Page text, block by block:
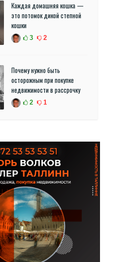
Каждая домашняя кошка —
это потомок дикой степной
кошки
3 2
Почему нужно быть
осторожным при покупке
недвижимости в рассрочку
2 1